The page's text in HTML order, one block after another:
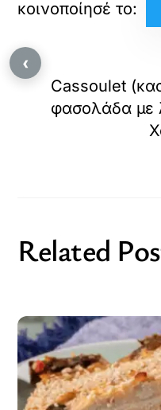
Cassoulet
φασολάδα με
Related
‹